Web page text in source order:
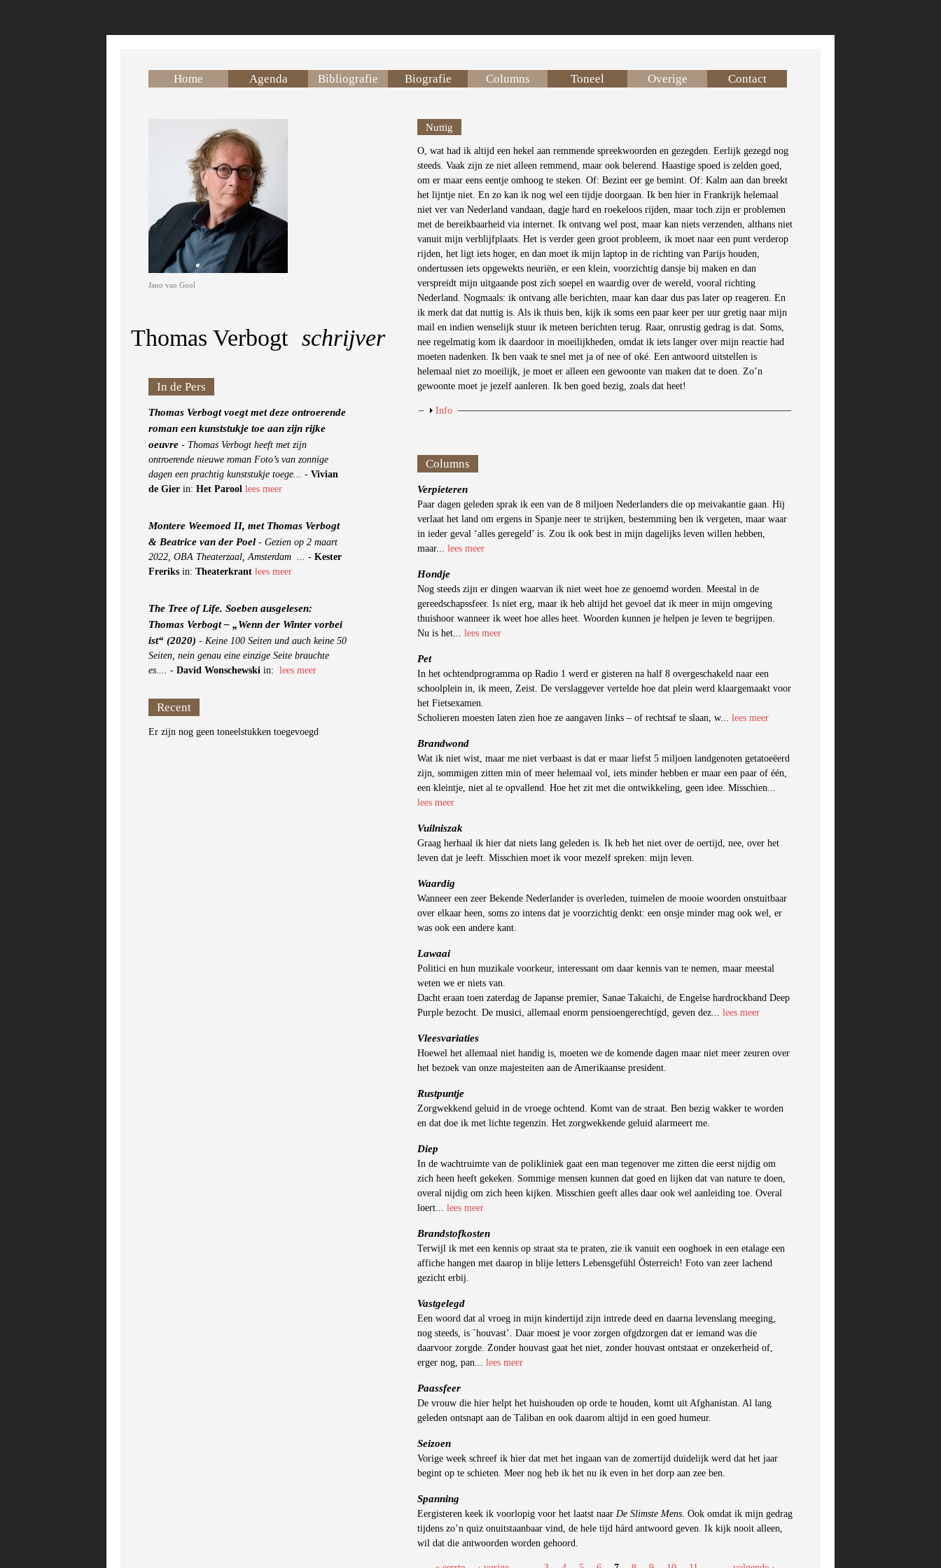
Home Agenda Bibliografie Biografie Columns Toneel Overige Contact
Jano van Gool
Thomas Verbogt schrijver
In de Pers
Thomas Verbogt voegt met deze ontroerende
roman een kunststukje toe aan zijn rijke
oeuvre - Thomas Verbogt heeft met zijn
ontroerende nieuwe roman Foto’s van zonnige
dagen een prachtig kunststukje toege... - Vivian
de Gier in: Het Parool lees meer
Montere Weemoed II, met Thomas Verbogt
& Beatrice van der Poel - Gezien op 2 maart
2022, OBA Theaterzaal, Amsterdam ... - Kester
Freriks in: Theaterkrant lees meer
The Tree of Life. Soeben ausgelesen:
Thomas Verbogt – „Wenn der Winter vorbei
ist“ (2020) - Keine 100 Seiten und auch keine 50
Seiten, nein genau eine einzige Seite brauchte
es.... - David Wonschewski in: lees meer
Recent
Er zijn nog geen toneelstukken toegevoegd
Nuttig
O, wat had ik altijd een hekel aan remmende spreekwoorden en gezegden. Eerlijk gezegd nog
steeds. Vaak zijn ze niet alleen remmend, maar ook belerend. Haastige spoed is zelden goed,
om er maar eens eentje omhoog te steken. Of: Bezint eer ge bemint. Of: Kalm aan dan breekt
het lijntje niet. En zo kan ik nog wel een tijdje doorgaan. Ik ben hier in Frankrijk helemaal
niet ver van Nederland vandaan, dagje hard en roekeloos rijden, maar toch zijn er problemen
met de bereikbaarheid via internet. Ik ontvang wel post, maar kan niets verzenden, althans niet
vanuit mijn verblijfplaats. Het is verder geen groot probleem, ik moet naar een punt verderop
rijden, het ligt iets hoger, en dan moet ik mijn laptop in de richting van Parijs houden,
ondertussen iets opgewekts neuriën, er een klein, voorzichtig dansje bij maken en dan
verspreidt mijn uitgaande post zich soepel en waardig over de wereld, vooral richting
Nederland. Nogmaals: ik ontvang alle berichten, maar kan daar dus pas later op reageren. En
ik merk dat dat nuttig is. Als ik thuis ben, kijk ik soms een paar keer per uur gretig naar mijn
mail en indien wenselijk stuur ik meteen berichten terug. Raar, onrustig gedrag is dat. Soms,
nee regelmatig kom ik daardoor in moeilijkheden, omdat ik iets langer over mijn reactie had
moeten nadenken. Ik ben vaak te snel met ja of nee of oké. Een antwoord uitstellen is
helemaal niet zo moeilijk, je moet er alleen een gewoonte van maken dat te doen. Zo’n
gewoonte moet je jezelf aanleren. Ik ben goed bezig, zoals dat heet!
Weergeven
Info
Columns
Verpieteren
Paar dagen geleden sprak ik een van de 8 miljoen Nederlanders die op meivakantie gaan. Hij
verlaat het land om ergens in Spanje neer te strijken, bestemming ben ik vergeten, maar waar
in ieder geval ‘alles geregeld’ is. Zou ik ook best in mijn dagelijks leven willen hebben,
maar... lees meer
Hondje
Nog steeds zijn er dingen waarvan ik niet weet hoe ze genoemd worden. Meestal in de
gereedschapssfeer. Is niet erg, maar ik heb altijd het gevoel dat ik meer in mijn omgeving
thuishoor wanneer ik weet hoe alles heet. Woorden kunnen je helpen je leven te begrijpen.
Nu is het... lees meer
Pet
In het ochtendprogramma op Radio 1 werd er gisteren na half 8 overgeschakeld naar een
schoolplein in, ik meen, Zeist. De verslaggever vertelde hoe dat plein werd klaargemaakt voor
het Fietsexamen.
Scholieren moesten laten zien hoe ze aangaven links – of rechtsaf te slaan, w... lees meer
Brandwond
Wat ik niet wist, maar me niet verbaast is dat er maar liefst 5 miljoen landgenoten getatoeëerd
zijn, sommigen zitten min of meer helemaal vol, iets minder hebben er maar een paar of één,
een kleintje, niet al te opvallend. Hoe het zit met die ontwikkeling, geen idee. Misschien...
lees meer
Vuilniszak
Graag herhaal ik hier dat niets lang geleden is. Ik heb het niet over de oertijd, nee, over het
leven dat je leeft. Misschien moet ik voor mezelf spreken: mijn leven.
Waardig
Wanneer een zeer Bekende Nederlander is overleden, tuimelen de mooie woorden onstuitbaar
over elkaar heen, soms zo intens dat je voorzichtig denkt: een onsje minder mag ook wel, er
was ook een andere kant.
Lawaai
Politici en hun muzikale voorkeur, interessant om daar kennis van te nemen, maar meestal
weten we er niets van.
Dacht eraan toen zaterdag de Japanse premier, Sanae Takaichi, de Engelse hardrockband Deep
Purple bezocht. De musici, allemaal enorm pensioengerechtigd, geven dez... lees meer
Vleesvariaties
Hoewel het allemaal niet handig is, moeten we de komende dagen maar niet meer zeuren over
het bezoek van onze majesteiten aan de Amerikaanse president.
Rustpuntje
Zorgwekkend geluid in de vroege ochtend. Komt van de straat. Ben bezig wakker te worden
en dat doe ik met lichte tegenzin. Het zorgwekkende geluid alarmeert me.
Diep
In de wachtruimte van de polikliniek gaat een man tegenover me zitten die eerst nijdig om
zich heen heeft gekeken. Sommige mensen kunnen dat goed en lijken dat van nature te doen,
overal nijdig om zich heen kijken. Misschien geeft alles daar ook wel aanleiding toe. Overal
loert... lees meer
Brandstofkosten
Terwijl ik met een kennis op straat sta te praten, zie ik vanuit een ooghoek in een etalage een
affiche hangen met daarop in blije letters Lebensgefühl Österreich! Foto van zeer lachend
gezicht erbij.
Vastgelegd
Een woord dat al vroeg in mijn kindertijd zijn intrede deed en daarna levenslang meeging,
nog steeds, is `houvast’. Daar moest je voor zorgen ofgdzorgen dat er iemand was die
daarvoor zorgde. Zonder houvast gaat het niet, zonder houvast ontstaat er onzekerheid of,
erger nog, pan... lees meer
Paassfeer
De vrouw die hier helpt het huishouden op orde te houden, komt uit Afghanistan. Al lang
geleden ontsnapt aan de Taliban en ook daarom altijd in een goed humeur.
Seizoen
Vorige week schreef ik hier dat met het ingaan van de zomertijd duidelijk werd dat het jaar
begint op te schieten. Meer nog heb ik het nu ik even in het dorp aan zee ben.
Spanning
Eergisteren keek ik voorlopig voor het laatst naar De Slimste Mens. Ook omdat ik mijn gedrag
tijdens zo’n quiz onuitstaanbaar vind, de hele tijd hárd antwoord geven. Ik kijk nooit alleen,
wil dat die antwoorden worden gehoord.